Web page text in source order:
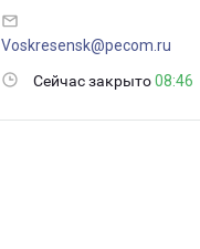
Voskresensk@pecom.ru
Сейчас закрыто 08:46